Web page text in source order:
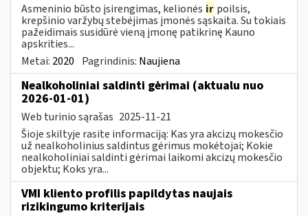
Asmeninio būsto įsirengimas, kelionės ir poilsis,
krepšinio varžybų stebėjimas įmonės sąskaita. Su tokiais
pažeidimais susidūrė vieną įmonę patikrinę Kauno
apskrities...
Metai: 2020 Pagrindinis: Naujiena
Nealkoholiniai saldinti gėrimai (aktualu nuo
2026-01-01)
Web turinio sąrašas 2025-11-21
Šioje skiltyje rasite informaciją: Kas yra akcizų mokesčio
už nealkoholinius saldintus gėrimus mokėtojai; Kokie
nealkoholiniai saldinti gėrimai laikomi akcizų mokesčio
objektu; Koks yra...
VMI kliento profilis papildytas naujais
rizikingumo kriterijais